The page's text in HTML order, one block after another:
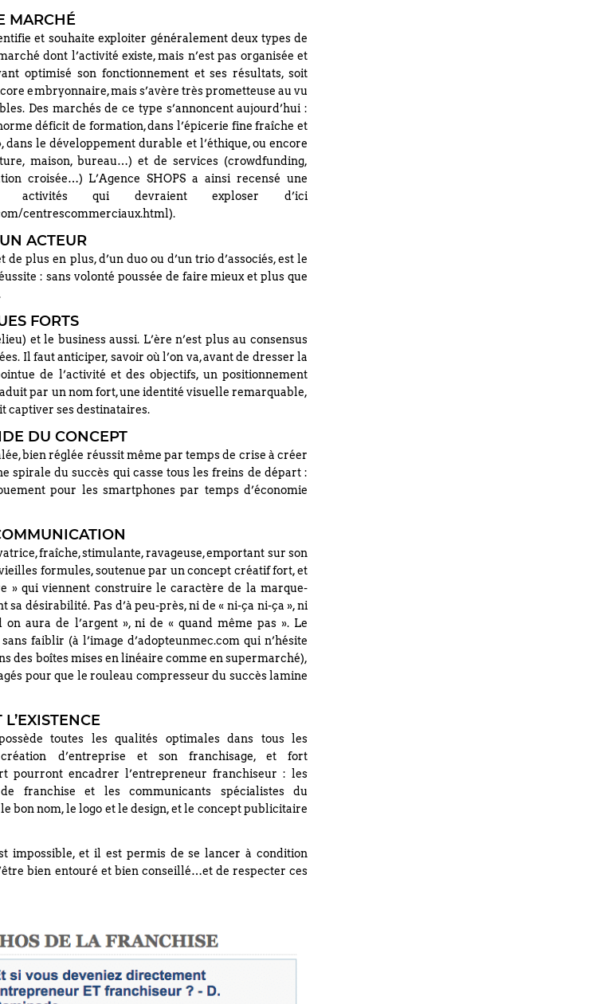
MARCHÉ
et souhaite exploiter généralement deux types de
dont l’activité existe, mais n’est pas organisée et
optimisé son fonctionnement et ses résultats, soit
embryonnaire, mais s’avère très prometteuse au vu
Des marchés de ce type s’annoncent aujourd’hui :
déficit de formation, dans l’épicerie fine fraîche et
dans le développement durable et l’éthique, ou encore
maison, bureau…) et de services (crowdfunding,
croisée…) L’Agence SHOPS a ainsi recensé une
activités qui devraient exploser d’ici
centrescommerciaux.html).
ACTEUR
plus en plus, d’un duo ou d’un trio d’associés, est le
: sans volonté poussée de faire mieux et plus que
FORTS
et le business aussi. L’ère n’est plus au consensus
Il faut anticiper, savoir où l’on va, avant de dresser la
de l’activité et des objectifs, un positionnement
par un nom fort, une identité visuelle remarquable,
captiver ses destinataires.
DU CONCEPT
bien réglée réussit même par temps de crise à créer
spirale du succès qui casse tous les freins de départ :
pour les smartphones par temps d’économie
fraîche, stimulante, ravageuse, emportant sur son
formules, soutenue par un concept créatif fort, et
» qui viennent construire le caractère de la marque-
désirabilité. Pas d’à peu-près, ni de « ni-ça ni-ça », ni
aura de l’argent », ni de « quand même pas ». Le
faiblir (à l’image d’adopteunmec.com qui n’hésite
des boîtes mises en linéaire comme en supermarché),
pour que le rouleau compresseur du succès lamine
toutes les qualités optimales dans tous les
d’entreprise et son franchisage, et fort
pourront encadrer l’entrepreneur franchiseur : les
franchise et les communicants spécialistes du
bon nom, le logo et le design, et le concept publicitaire
impossible, et il est permis de se lancer à condition
bien entouré et bien conseillé…et de respecter ces